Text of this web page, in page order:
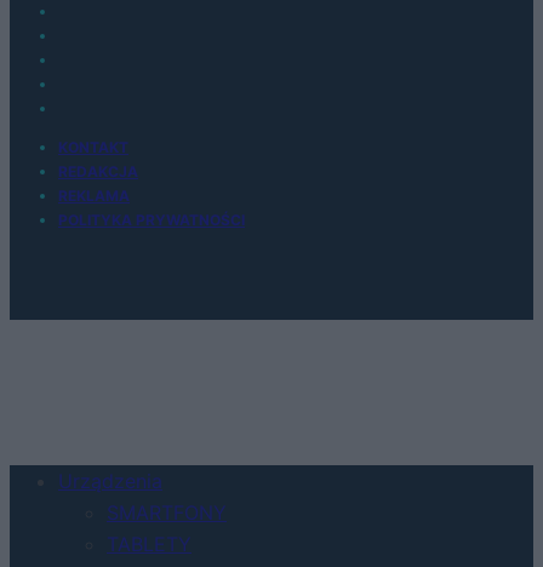
KONTAKT
REDAKCJA
REKLAMA
POLITYKA PRYWATNOŚCI
Urządzenia
SMARTFONY
TABLETY